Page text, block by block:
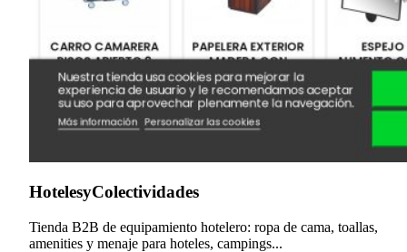
HotelesyColectividades
Tienda B2B de equipamiento hotelero: ropa de cama, toallas,
amenities y menaje para hoteles, campings...